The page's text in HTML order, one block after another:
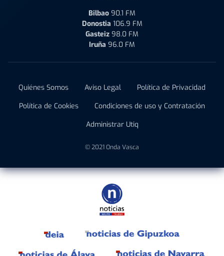
Bilbao 90.1 FM
Donostia 106.9 FM
Gasteiz 98.0 FM
Iruña 96.0 FM
Quiénes Somos Aviso Legal
Política de Privacidad
Política de Cookies
Condiciones de uso y Contratación
Administrar Utiq
© 2021 Onda Vasca